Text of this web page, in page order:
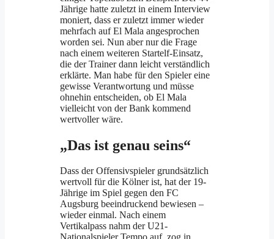
Jährige hatte zuletzt in einem Interview
moniert, dass er zuletzt immer wieder
mehrfach auf El Mala angesprochen
worden sei. Nun aber nur die Frage
nach einem weiteren Startelf-Einsatz,
die der Trainer dann leicht verständlich
erklärte. Man habe für den Spieler eine
gewisse Verantwortung und müsse
ohnehin entscheiden, ob El Mala
vielleicht von der Bank kommend
wertvoller wäre.
„Das ist genau seins“
Dass der Offensivspieler grundsätzlich
wertvoll für die Kölner ist, hat der 19-
Jährige im Spiel gegen den FC
Augsburg beeindruckend bewiesen –
wieder einmal. Nach einem
Vertikalpass nahm der U21-